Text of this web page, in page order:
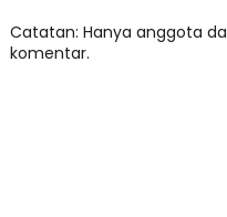
Catatan: Hanya anggota
komentar.